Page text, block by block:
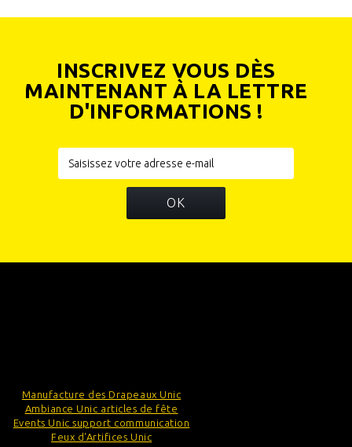
INSCRIVEZ VOUS DÈS
MAINTENANT À LA LETTRE
D'INFORMATIONS !
OK
Manufacture des Drapeaux Unic
Ambiance Unic articles de fête
Events Unic support communication
Feux d'Artifices Unic